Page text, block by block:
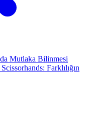
Mutlaka Bilinmesi
Farklılığın